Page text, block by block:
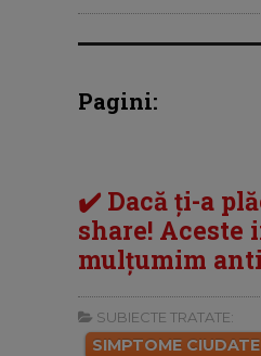
Pagini:
✔️ Dacă ți-a
share!
mulțumim
SUBIECTE TRATATE:
SIMPTOME